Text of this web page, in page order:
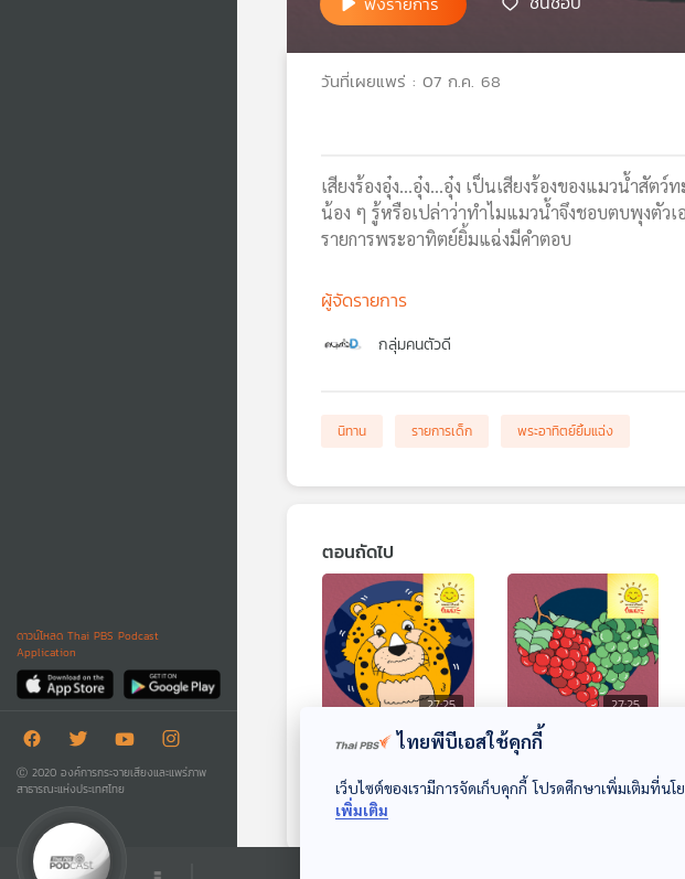
ดาวน์โหลด Thai PBS Podcast
Application
Ⓒ 2020 องค์การกระจายเสียงและแพร่ภาพ
สาธารณะแห่งประเทศไทย
วันที่เผยแพร่ : 07 ก.ค. 68
เสียงร้องอุ๋ง…อุ๋ง...อุ๋ง เป็นเสียงร้องของแมวน้ำสั
น้อง ๆ รู้หรือเปล่าว่าทำไมแมวน้ำจึงชอบตบพุงตัวเ
รายการพระอาทิตย์ยิ้มแฉ่งมีคำตอบ
ผู้จัดรายการ
กลุ่มคนตัวดี
นิทาน รายการเด็ก พระอาทิตย์ยิ้มแฉ่ง
ตอนถัดไป
27:25
EP. 1911: สามสัตว์ที่
ทำให้เสือดาวต้องถอย
ตัวอะไรนะ
พระอาทิตย์ยิ้มแฉ่ง
27:25
EP. 1912: องุ่นแดง
กับองุ่นเขียวสีไหนดี
กว่ากัน
พระอาทิตย์ยิ้มแฉ่ง
ไทยพีบีเอสใช้คุกกี้
เว็บไซต์ของเรามีการจัดเก็บคุกกี้ โปรดศึกษาเพิ่มเติมที่น
เพิ่มเติม